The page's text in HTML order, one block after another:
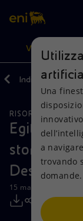
Cerca
scopri
artificiale.
VISIONE
Visione
Mission e valori
Persone e
Net Zero
Azioni
Tecnologie per
Collaborazioni
Prodotti
Casa
Imprese
Mobilità
Indietro Media
RISORSE NATURALI
Egitto:
storico di
Deserto
15 marzo 2018 -
Una
a
trovando
domande.